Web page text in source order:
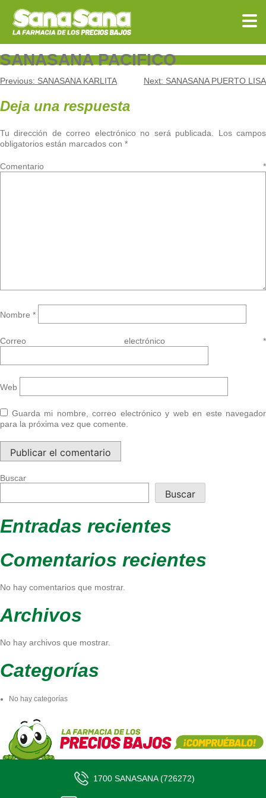
content
SANASANA PACIFICO
Navegación
de
entradas
Previous: SANASANA KARLITA Next: SANASANA PUERTO LISA
Deja una respuesta
Tu dirección de correo electrónico no será publicada.
Los campos
obligatorios están marcados con *
Comentario *
Nombre *
Correo electrónico *
Web
Guarda mi nombre, correo electrónico y web en este navegador
para la próxima vez que comente.
Buscar
Buscar
Entradas recientes
Comentarios recientes
No hay comentarios que mostrar.
Archivos
No hay archivos que mostrar.
Categorías
No hay categorías
1700 SANASANA (726272)